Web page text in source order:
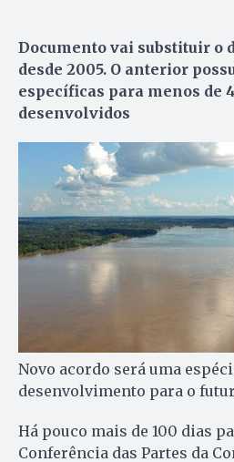
Documento vai substituir o
desde 2005. O anterior
específicas para menos de
desenvolvidos
Novo acordo será uma
desenvolvimento para o
Há pouco mais de 100 dias
Conferência das Partes da